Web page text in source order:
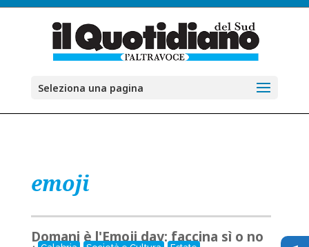
Seleziona una pagina
emoji
Domani è l'Emoji day: faccina sì o no